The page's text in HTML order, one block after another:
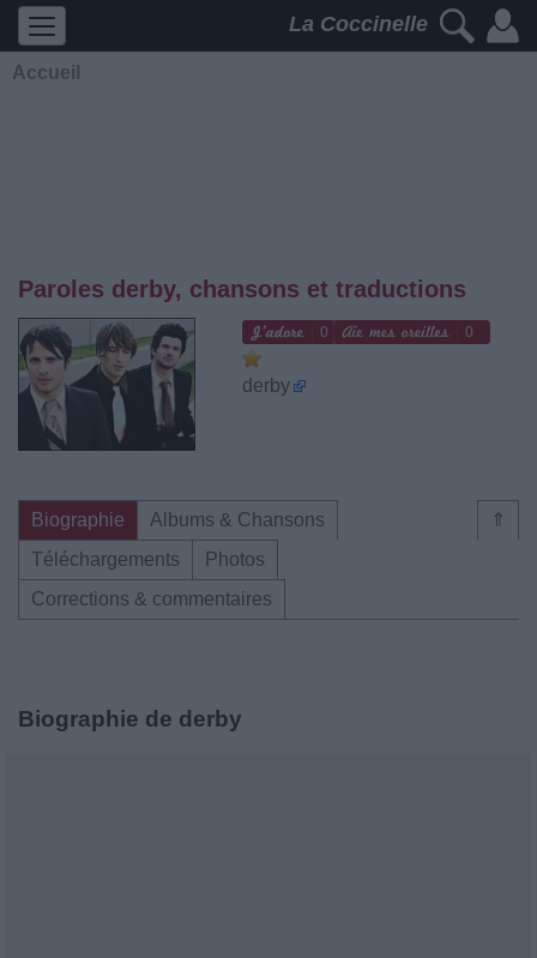
La Coccinelle
Accueil
Paroles derby, chansons et traductions
0 0
derby
⇑
Biographie
Albums & Chansons
Téléchargements
Photos
Corrections & commentaires
Biographie de derby